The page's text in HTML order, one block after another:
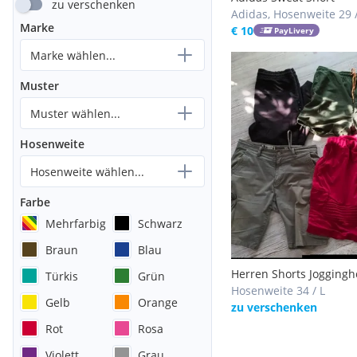
zu verschenken
Marke
Marke wählen...
Muster
Muster wählen...
Hosenweite
Hosenweite wählen...
Farbe
Mehrfarbig
Schwarz
Braun
Blau
Türkis
Grün
Gelb
Orange
Rot
Rosa
Adidas, Hosenweite 29
€ 10
PayLivery
Herren Shorts
Größe L/ XL
Hosenweite 34 / L
zu verschenken